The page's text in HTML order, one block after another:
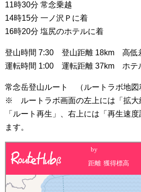
11時30分 常念乗越
14時15分 一ノ沢Ｐに着
16時20分 塩尻のホテルに着
登山時間 7:30 登山距離 18km 高低
運転時間 1:00 運転距離 37km ホテ
常念岳登山ルート （ルートラボ地図
※ ルートラボ画面の左上には「拡大
「ルート再生」、右上には「再生速
ます。